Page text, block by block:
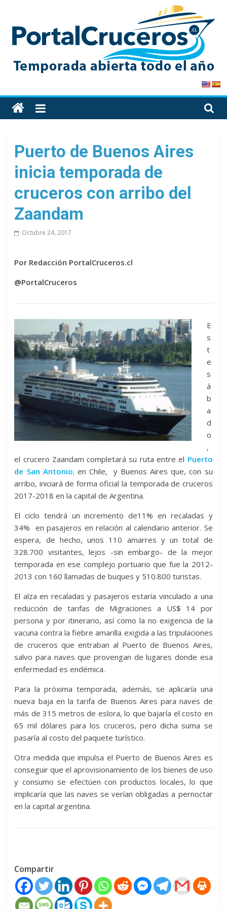
content
PortalCruceros
Toda
la
de
cruceros
en
un
solo
sitio
Puerto de Buenos Aires
inicia temporada de
cruceros con arribo del
Zaandam
Octubre 24, 2017
Por Redacción PortalCruceros.cl
@PortalCruceros
E
s
t
e
s
á
b
a
d
o
,
el crucero Zaandam completará su ruta entre el Puerto
de San Antonio; en Chile, y Buenos Aires que, con su
arribo, iniciará de forma oficial la temporada de cruceros
2017-2018 en la capital de Argentina.
El ciclo tendrá un incremento de11% en recaladas y
34% en pasajeros en relación al calendario anterior. Se
espera, de hecho, unos 110 amarres y un total de
328.700 visitantes, lejos -sin embargo- de la mejor
temporada en ese complejo portuario que fue la 2012-
2013 con 160 llamadas de buques y 510.800 turistas.
El alza en recaladas y pasajeros estaría vinculado a una
reducción de tarifas de Migraciones a US$ 14 por
persona y por itinerario, así como la no exigencia de la
vacuna contra la fiebre amarilla exigida a las tripulaciones
de cruceros que entraban al Puerto de Buenos Aires,
salvo para naves que provengan de lugares donde esa
enfermedad es endémica.
Para la próxima temporada, además, se aplicaría una
nueva baja en la tarifa de Buenos Aires para naves de
más de 315 metros de eslora, lo que bajaría el costo en
65 mil dólares para los cruceros, pero dicha suma se
pasaría al costo del paquete turístico.
Otra medida que impulsa el Puerto de Buenos Aires es
conseguir que el aprovisionamiento de los bienes de uso
y consumo se efectúen con productos locales, lo que
implicaría que las naves se verían obligadas a pernoctar
en la capital argentina.
Compartir